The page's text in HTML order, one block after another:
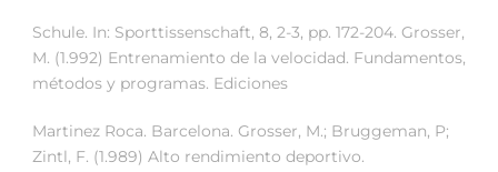
Schule. In: Sporttissenschaft, 8, 2-3, pp. 172-204. Grosser,
M. (1.992) Entrenamiento de la velocidad. Fundamentos,
métodos y programas. Ediciones
Martinez Roca. Barcelona. Grosser, M.; Bruggeman, P;
Zintl, F. (1.989) Alto rendimiento deportivo.